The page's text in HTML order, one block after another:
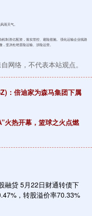
雨天气。
机制胜亿配资，落实管控、避险措施。强化运输企业线路
坚决杜绝冒险运输、涉险运营。
网络，不代表本站观点。
：倍迪家为森马集团下属
火热开幕，篮球之火点燃